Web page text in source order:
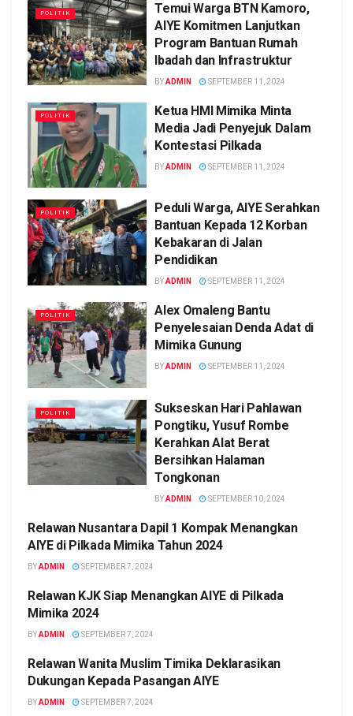
POLITIK
Temui Warga BTN Kamoro,
AIYE Komitmen Lanjutkan
Program Bantuan Rumah
Ibadah dan Infrastruktur
BYADMIN SEPTEMBER 11, 2024
POLITIK
Ketua HMI Mimika Minta
Media Jadi Penyejuk Dalam
Kontestasi Pilkada
BYADMIN SEPTEMBER 11, 2024
POLITIK
Peduli Warga, AIYE Serahkan
Bantuan Kepada 12 Korban
Kebakaran di Jalan
Pendidikan
BYADMIN SEPTEMBER 11, 2024
POLITIK
Alex Omaleng Bantu
Penyelesaian Denda Adat di
Mimika Gunung
BYADMIN SEPTEMBER 11, 2024
POLITIK
Sukseskan Hari Pahlawan
Pongtiku, Yusuf Rombe
Kerahkan Alat Berat
Bersihkan Halaman
Tongkonan
BYADMIN SEPTEMBER 10, 2024
POLITIK
Relawan Nusantara Dapil 1 Kompak Menangkan
AIYE di Pilkada Mimika Tahun 2024
BYADMIN SEPTEMBER 7, 2024
POLITIK
Relawan KJK Siap Menangkan AIYE di Pilkada
Mimika 2024
BYADMIN SEPTEMBER 7, 2024
POLITIK
Relawan Wanita Muslim Timika Deklarasikan
Dukungan Kepada Pasangan AIYE
BYADMIN SEPTEMBER 7, 2024